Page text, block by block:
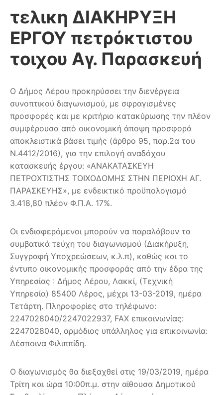
τελικη ΔΙΑΚΗΡΥΞΗ
ΕΡΓΟΥ πετρόκτιστου
τοιχου Αγ. Παρασκευή
Ο Δήμος Λέρου προκηρύσσει την διενέργεια
συνοπτικού διαγωνισμού, με σφραγισμένες
προσφορές και με κριτήριο κατακύρωσης την πλέον
συμφέρουσα από οικονομική άποψη προσφορά
αποκλειστικά βάσει τιμής (άρθρο 95, παρ.2α του
Ν.4412/2016), για την επιλογή αναδόχου
κατασκευής έργου: «ΑΝΑΚΑΤΑΣΚΕΥΗ
ΠΕΤΡΟΧΤΙΣΤΗΣ ΤΟΙΧΟΔΟΜΗΣ ΣΤΗΝ ΠΕΡΙΟΧΗ ΑΓ.
ΠΑΡΑΣΚΕΥΗΣ», με ενδεικτικό προϋπολογισμό
3.418,80 πλέον Φ.Π.Α. 17%.
Οι ενδιαφερόμενοι μπορούν να παραλάβουν τα
συμβατικά τεύχη του διαγωνισμού (Διακήρυξη,
Συγγραφή Υποχρεώσεων, κ.λ.π), καθώς και το
έντυπο οικονομικής προσφοράς από την έδρα της
Υπηρεσίας : Δήμος Λέρου, Λακκί, (Τεχνική
Υπηρεσία) 85400 Λέρος, μέχρι 13-03-2019, ημέρα
Τετάρτη. Πληροφορίες στο τηλέφωνο:
2247028040/2247022937, FAX επικοινωνίας:
2247028040, αρμόδιος υπάλληλος για επικοινωνία:
Δέσποινα Φιλιππίδη.
Ο διαγωνισμός θα διεξαχθεί στις 19/03/2019, ημέρα
Τρίτη και ώρα 10:00π.μ. στην αίθουσα Δημοτικού